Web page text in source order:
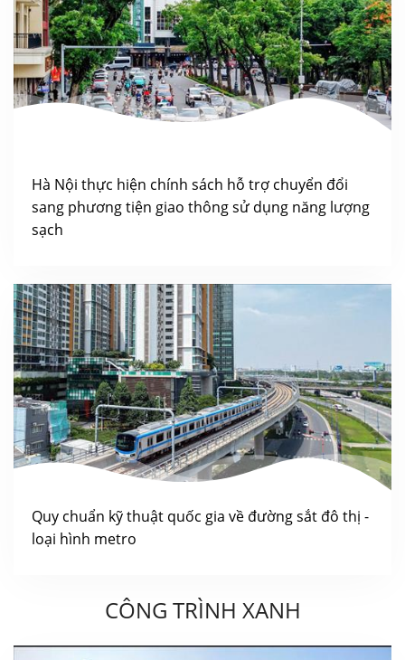
Hà Nội thực hiện chính sách hỗ trợ chuyển đổi
sang phương tiện giao thông sử dụng năng lượng
sạch
Quy chuẩn kỹ thuật quốc gia về đường sắt đô thị -
loại hình metro
CÔNG TRÌNH XANH